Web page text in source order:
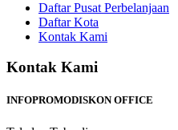
Daftar Pusat Perbelanjaan
Daftar Kota
Kontak Kami
Kontak Kami
INFOPROMODISKON OFFICE